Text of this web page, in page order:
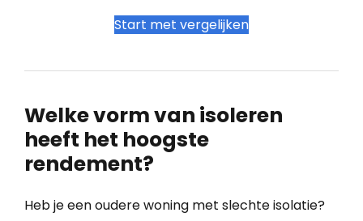
Start met vergelijken
Welke vorm van isoleren
heeft het hoogste
rendement?
Heb je een oudere woning met slechte isolatie?